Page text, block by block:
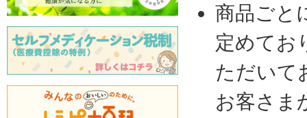
商品ごと
定めてお
ただいて
お客さま